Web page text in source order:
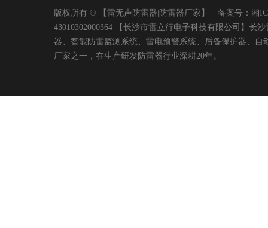
版权所有 © 【雷无声防雷器|防雷器厂家】 备案号： 湘
43010302000364 【长沙市雷立行电子科技有限公司】长
器、智能防雷监测系统、雷电预警系统、后备保护器、
厂家之一，在生产研发防雷器行业深耕20年。